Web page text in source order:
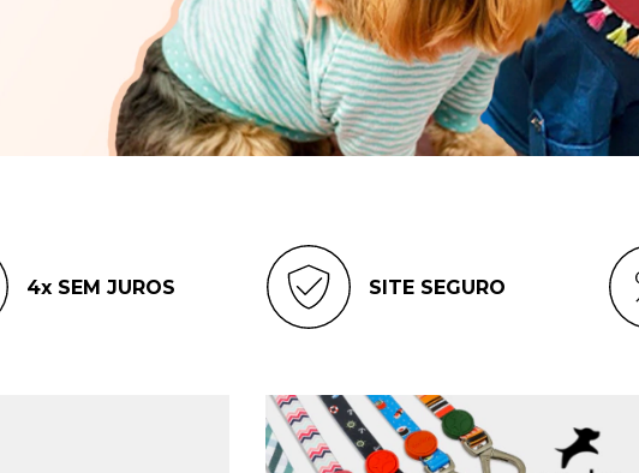
4x SEM JUROS SITE SEGURO